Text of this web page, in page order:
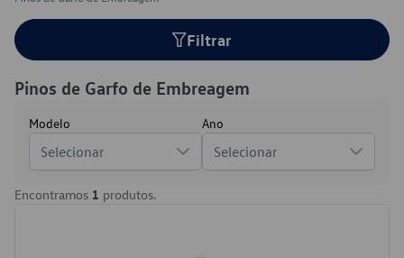
Filtrar
Pinos de Garfo de Embreagem
Modelo
Selecionar
Ano
Selecionar
Encontramos 1 produtos.